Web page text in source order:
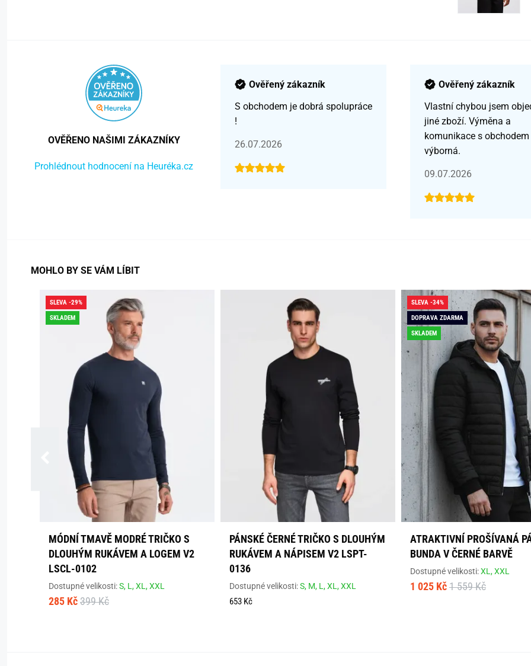
OVĚŘENO NAŠIMI ZÁKAZNÍKY
Prohlédnout hodnocení na Heuréka.cz
Ověřený zákazník
S obchodem je dobrá spolupráce
!
26.07.2026
Ověřený zákazník
Vlastní chybou jsem
jiné zboží. Výměna a
komunikace s obchodem
výborná.
09.07.2026
MOHLO BY SE VÁM LÍBIT
SLEVA -29%
SKLADEM
MÓDNÍ TMAVĚ MODRÉ TRIČKO S
DLOUHÝM RUKÁVEM A LOGEM V2
LSCL-0102
Dostupné velikosti:S, L,XL,XXL
285 Kč 399 Kč
PÁNSKÉ ČERNÉ TRIČKO S DLOUHÝM
RUKÁVEM A NÁPISEM V2 LSPT-
0136
Dostupné velikosti:S, M, L,XL,XXL
653 Kč
SLEVA -34%
DOPRAVA ZDARMA
SKLADEM
ATRAKTIVNÍ PROŠÍVANÁ
BUNDA V ČERNÉ BARVĚ
Dostupné velikosti:XL,XXL
1 025 Kč 1 559 Kč